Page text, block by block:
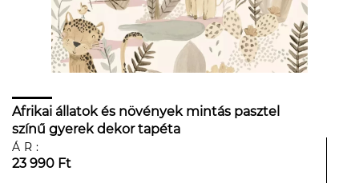
Afrikai állatok és növények mintás pasztel
színű gyerek dekor tapéta
ÁR:
23 990 Ft